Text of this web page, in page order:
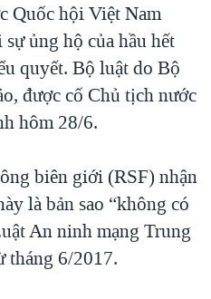
Quốc hội Việt Nam
ủng hộ của hầu hết
quyết. Bộ luật do Bộ
được cố Chủ tịch nước
hôm 28/6.
biên giới (RSF) nhận
là bản sao “không có
An ninh mạng Trung
tháng 6/2017.